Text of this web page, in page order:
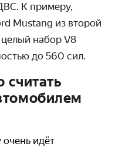
К примеру,
Mustang из второй
целый набор V8
до 560 сил.
считать
очень идёт